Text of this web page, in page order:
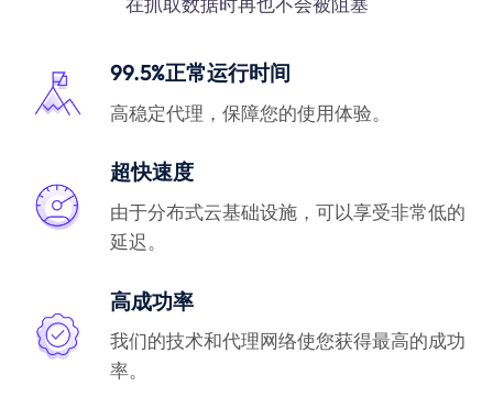
99.5%正常运行时间
高稳定代理，保障您的使用体验。
超快速度
由于分布式云基础设施，可以享受非常低的
延迟。
高成功率
我们的技术和代理网络使您获得最高的成功
率。